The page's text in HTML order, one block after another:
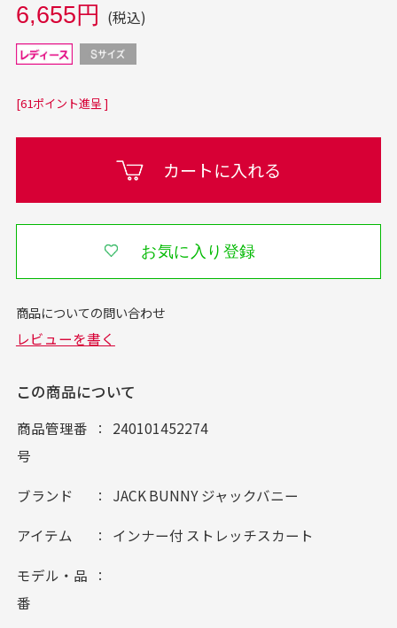
6,655円 (税込)
[61ポイント進呈 ]
カートに入れる
お気に入り登録
この商品について
商品管理番
号
240101452274
ブランド JACK BUNNY ジャックバニー
アイテム インナー付 ストレッチスカート
モデル・品
番